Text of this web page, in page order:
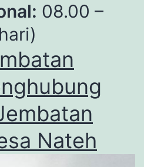
08.00 –
Nateh